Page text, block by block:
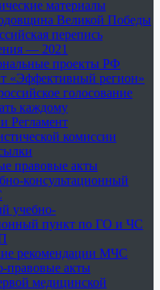
материалы
Великой Победы
перепись
— 2021
проекты РФ
«Эффективный регион»
голосование
каждому
Регламент
комиссии
правовые акты
консультационный
учебно-
пункт по ГО и ЧС
рекомендации МЧС
правовые акты
медицинской